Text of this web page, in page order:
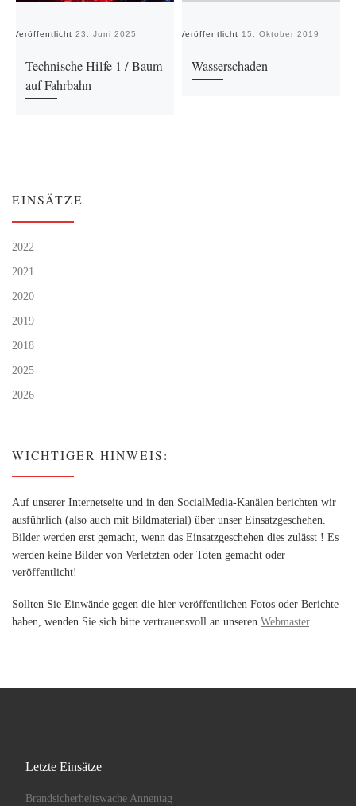
Veröffentlicht 23. Juni 2025
Technische Hilfe 1 / Baum
auf Fahrbahn
Veröffentlicht 15. Oktober 2019
Wasserschaden
EINSÄTZE
2022
2021
2020
2019
2018
2025
2026
WICHTIGER HINWEIS:
Auf unserer Internetseite und in den SocialMedia-Kanälen berichten wir
ausführlich (also auch mit Bildmaterial) über unser Einsatzgeschehen.
Bilder werden erst gemacht, wenn das Einsatzgeschehen dies zulässt ! Es
werden keine Bilder von Verletzten oder Toten gemacht oder
veröffentlicht!
Sollten Sie Einwände gegen die hier veröffentlichen Fotos oder Berichte
haben, wenden Sie sich bitte vertrauensvoll an unseren Webmaster.
Letzte Einsätze
Brandsicherheitswache Annentag